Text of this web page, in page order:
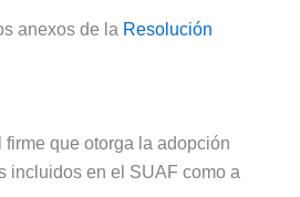
anexos de la Resolución
que otorga la adopción
incluidos en el SUAF como a